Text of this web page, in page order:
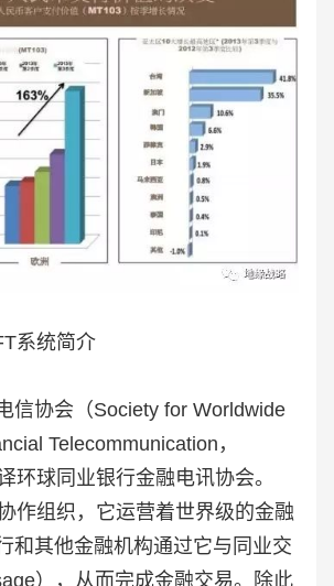
系统简介
信协会（Society for Worldwide
Telecommunication，
环球同业银行金融电讯协会。
作组织，它运营着世界级的金融
和其他金融机构通过它与同业交
），从而完成金融交易。除此